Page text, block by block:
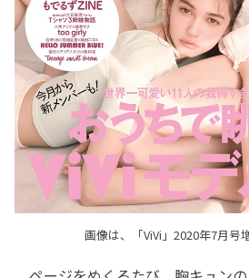
画像は、「ViVi」2020年7月号